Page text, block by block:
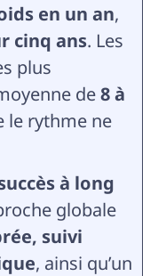
en un an,
cinq ans. Les
plus
de8 à
le rythme ne
à long
globale
suivi
, ainsi qu’un